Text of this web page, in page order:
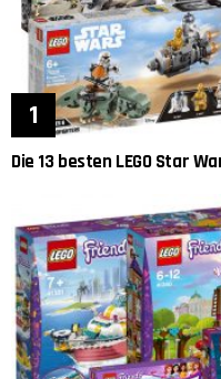
Die 13 besten LEGO Star